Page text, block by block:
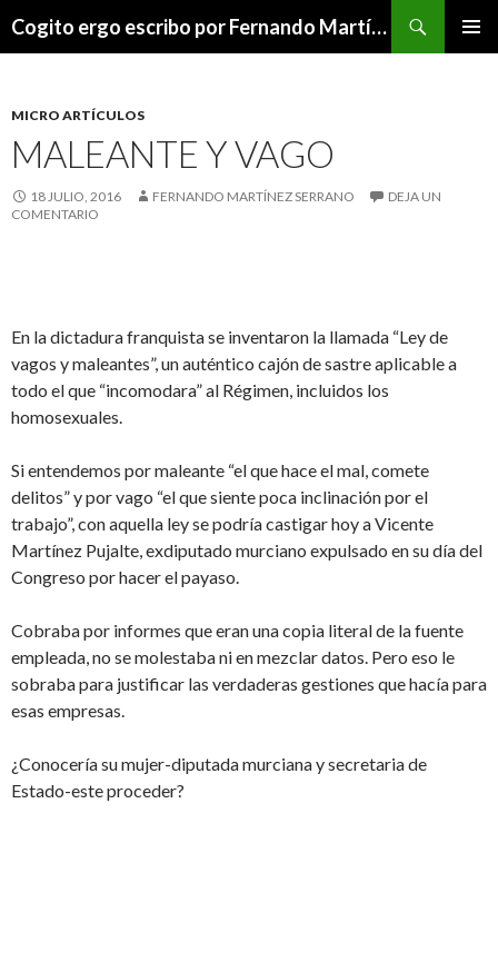
Cogito ergo escribo por Fernando Martínez Serrano
MICRO ARTÍCULOS
MALEANTE Y VAGO
18 JULIO, 2016 FERNANDO MARTÍNEZ SERRANO
DEJA UN
COMENTARIO
En la dictadura franquista se inventaron la llamada “Ley de
vagos y maleantes”, un auténtico cajón de sastre aplicable a
todo el que “incomodara” al Régimen, incluidos los
homosexuales.
Si entendemos por maleante “el que hace el mal, comete
delitos” y por vago “el que siente poca inclinación por el
trabajo”, con aquella ley se podría castigar hoy a Vicente
Martínez Pujalte, exdiputado murciano expulsado en su día del
Congreso por hacer el payaso.
Cobraba por informes que eran una copia literal de la fuente
empleada, no se molestaba ni en mezclar datos. Pero eso le
sobraba para justificar las verdaderas gestiones que hacía para
esas empresas.
¿Conocería su mujer-diputada murciana y secretaria de
Estado-este proceder?